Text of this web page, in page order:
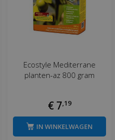
Ecostyle Mediterrane
planten-az 800 gram
€ 7 19
IN WINKELWAGEN